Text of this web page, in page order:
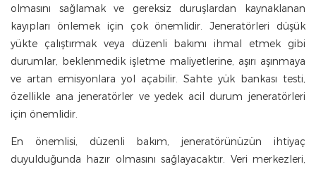
olmasını sağlamak ve gereksiz duruşlardan kaynaklanan
kayıpları önlemek için çok önemlidir. Jeneratörleri düşük
yükte çalıştırmak veya düzenli bakımı ihmal etmek gibi
durumlar, beklenmedik işletme maliyetlerine, aşırı aşınmaya
ve artan emisyonlara yol açabilir. Sahte yük bankası testi,
özellikle ana jeneratörler ve yedek acil durum jeneratörleri
için önemlidir.
En önemlisi, düzenli bakım, jeneratörünüzün ihtiyaç
duyulduğunda hazır olmasını sağlayacaktır. Veri merkezleri,